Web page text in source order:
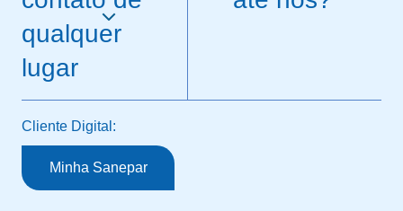
qualquer
lugar
Cliente Digital:
Minha Sanepar